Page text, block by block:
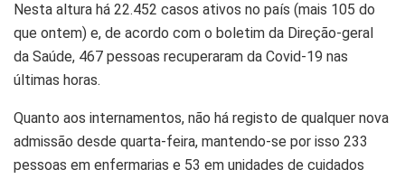
Nesta altura há 22.452 casos ativos no país (mais 105 do
que ontem) e, de acordo com o boletim da Direção-geral
da Saúde, 467 pessoas recuperaram da Covid-19 nas
últimas horas.
Quanto aos internamentos, não há registo de qualquer nova
admissão desde quarta-feira, mantendo-se por isso 233
pessoas em enfermarias e 53 em unidades de cuidados